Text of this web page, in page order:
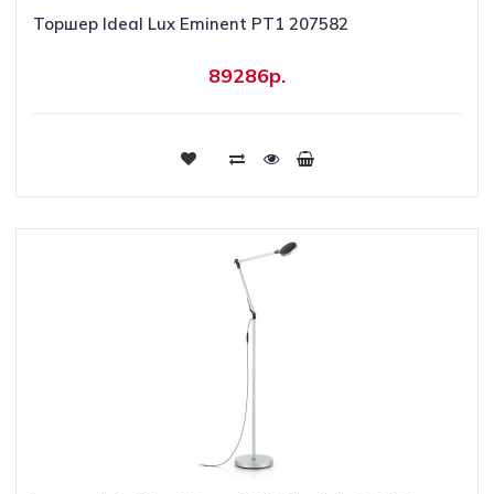
Торшер Ideal Lux Eminent PT1 207582
89286р.
Купить